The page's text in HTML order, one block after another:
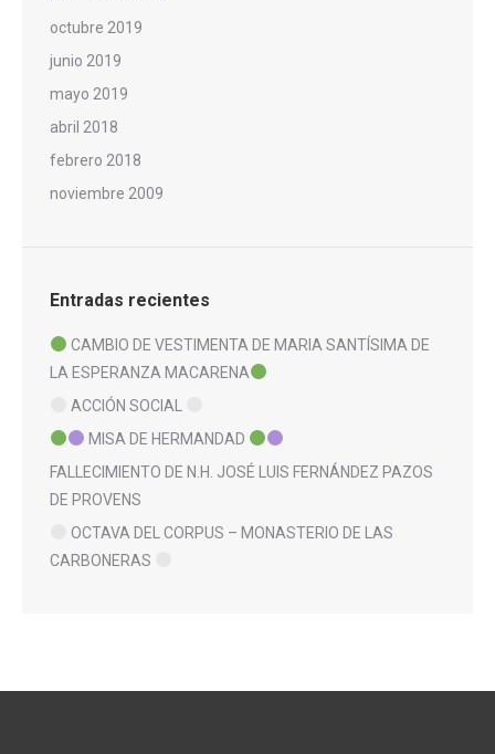
octubre 2019
junio 2019
mayo 2019
abril 2018
febrero 2018
noviembre 2009
Entradas recientes
CAMBIO DE VESTIMENTA DE MARIA SANTÍSIMA DE
LA ESPERANZA MACARENA
ACCIÓN SOCIAL
MISA DE HERMANDAD
FALLECIMIENTO DE N.H. JOSÉ LUIS FERNÁNDEZ PAZOS
DE PROVENS
OCTAVA DEL CORPUS – MONASTERIO DE LAS
CARBONERAS